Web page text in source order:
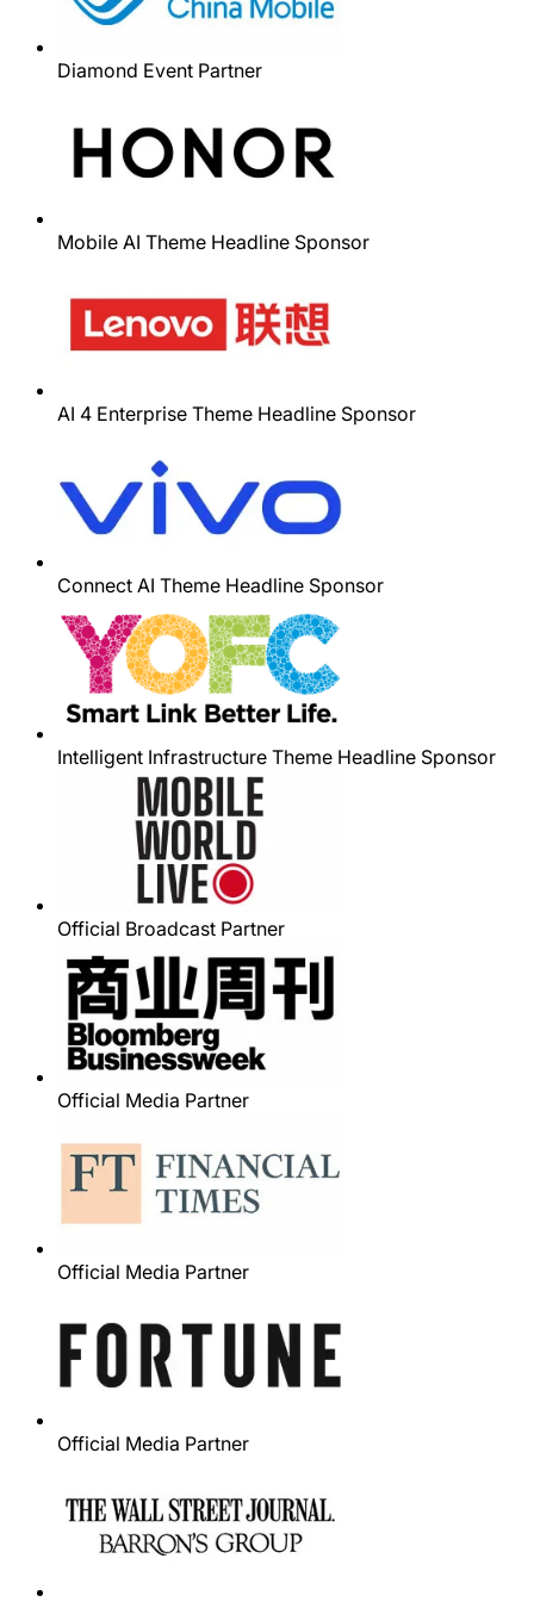
Diamond Event Partner
Mobile AI Theme Headline Sponsor
AI 4 Enterprise Theme Headline Sponsor
Connect AI Theme Headline Sponsor
Intelligent Infrastructure Theme Headline Sponsor
Official Broadcast Partner
Official Media Partner
Official Media Partner
Official Media Partner